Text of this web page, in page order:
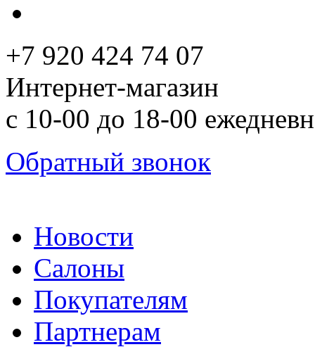
+7 920 424 74 07
Интернет-магазин
с 10-00 до 18-00
Обратный звонок
Новости
Салоны
Покупателям
Партнерам